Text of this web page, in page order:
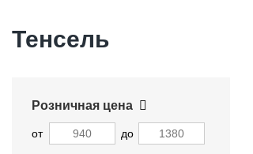
Тенсель
Розничная цена
от до